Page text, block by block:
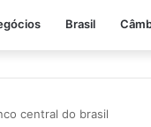
Brasil
central do brasil​